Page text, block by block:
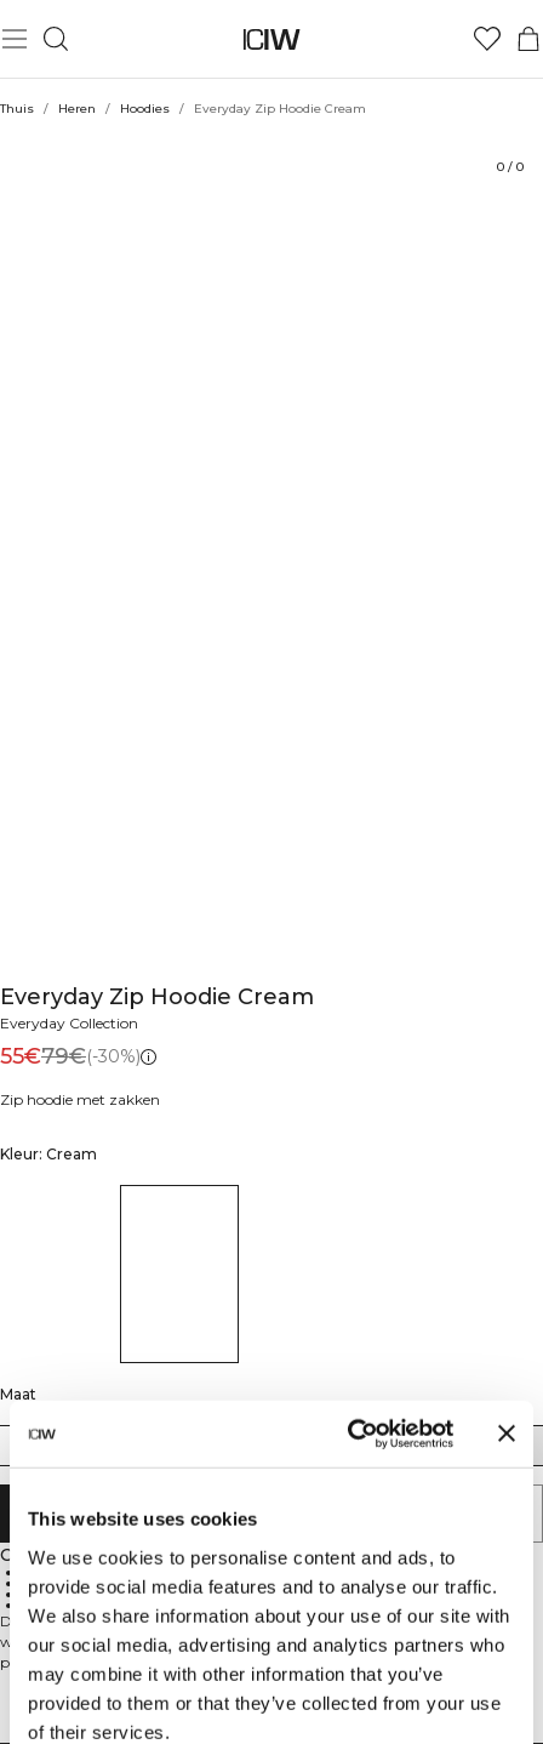
This website uses cookies
We use cookies to personalise content and ads, to
provide social media features and to analyse our traffic.
We also share information about your use of our site with
our social media, advertising and analytics partners who
may combine it with other information that you’ve
provided to them or that they’ve collected from your use
of their services.
Thuis / Heren / Hoodies / Everyday Zip Hoodie Cream
0 / 0
Everyday Zip Hoodie Cream
Everyday Collection
55€79€(-30%)
Zip hoodie met zakken
Kleur: Cream
Maat
S XL XXL
AAN WINKELWAGENTJE TOEVOEGEN
Omschrijving
Voorzakken
Standaard pasvorm
Dagelijks comfort
De Everyday Zip Hoodie is een veelzijdige laag voor in de sportschool, op het
werk, of om thuis te ontspannen. Met een modern design en klassieke
pasvorm, is hij gemaakt van een zachte geborstelde mix van 60% katoen en
40% polyester. Met handtassen, een verstelbare trekkoord capuchon en
geribbelde manchetten is het een betrouwbare dagelijkse hoodie.
Technische aspecten